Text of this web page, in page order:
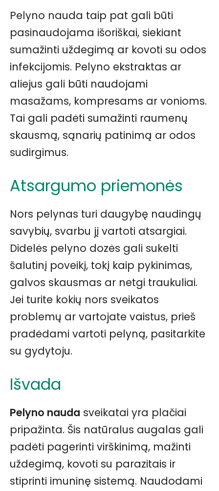
Pelyno nauda taip pat gali būti
pasinaudojama išoriškai, siekiant
sumažinti uždegimą ar kovoti su odos
infekcijomis. Pelyno ekstraktas ar
aliejus gali būti naudojami
masažams, kompresams ar vonioms.
Tai gali padėti sumažinti raumenų
skausmą, sąnarių patinimą ar odos
sudirgimus.
Atsargumo priemonės
Nors pelynas turi daugybę naudingų
savybių, svarbu jį vartoti atsargiai.
Didelės pelyno dozės gali sukelti
šalutinį poveikį, tokį kaip pykinimas,
galvos skausmas ar netgi traukuliai.
Jei turite kokių nors sveikatos
problemų ar vartojate vaistus, prieš
pradėdami vartoti pelyną, pasitarkite
su gydytoju.
Išvada
Pelyno nauda sveikatai yra plačiai
pripažinta. Šis natūralus augalas gali
padėti pagerinti virškinimą, mažinti
uždegimą, kovoti su parazitais ir
stiprinti imuninę sistemą. Naudodami